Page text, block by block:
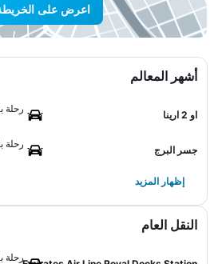
اعرض على
أشهر المعالم
او 2 ارينا
رحلة
جسر البرج
رحلة
إظهار المزيد
النقل العام
رحلة